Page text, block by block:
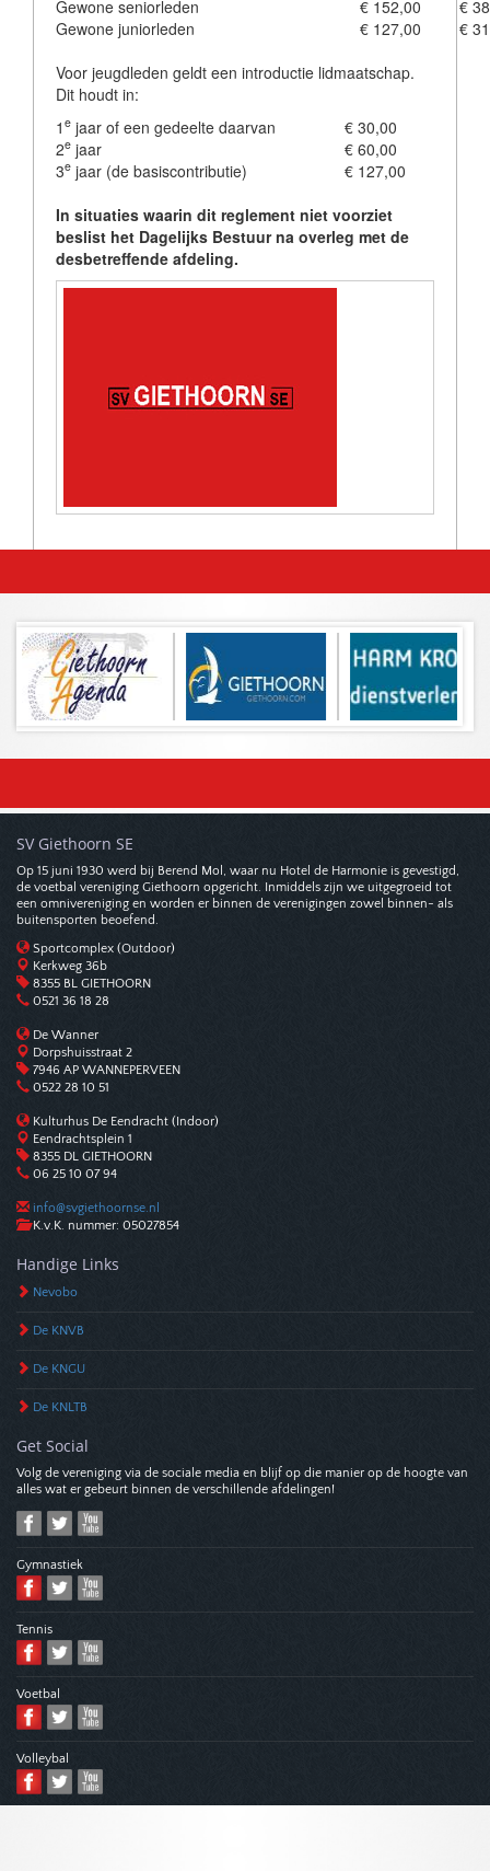
Gewone seniorleden € 152,00
€
Gewone juniorleden
€ 127,00
€
Voor jeugdleden geldt een introductie lidmaatschap.
Dit houdt in:
1 e jaar of een gedeelte daarvan
€ 30,00
2e jaar
€ 60,00
3e jaar (de basiscontributie)
€ 127,00
In situaties waarin dit reglement niet voorziet
beslist het Dagelijks Bestuur na overleg met de
desbetreffende afdeling.
SV Giethoorn SE
Op 15 juni 1930 werd bij Berend Mol, waar nu Hotel de Harmonie is gevestigd,
de voetbal vereniging Giethoorn opgericht. Inmiddels zijn we uitgegroeid tot
een omnivereniging en worden er binnen de verenigingen zowel binnen- als
buitensporten beoefend.
Sportcomplex (Outdoor)
Kerkweg 36b
8355 BL GIETHOORN
0521 36 18 28
De Wanner
Dorpshuisstraat 2
7946 AP WANNEPERVEEN
0522 28 10 51
Kulturhus De Eendracht (Indoor)
Eendrachtsplein 1
8355 DL GIETHOORN
06 25 10 07 94
info@svgiethoornse.nl
K.v.K. nummer: 05027854
Handige Links
Nevobo
De KNVB
De KNGU
De KNLTB
Get Social
Volg de vereniging via de sociale media en blijf op die manier op de hoogte van
alles wat er gebeurt binnen de verschillende afdelingen!
Gymnastiek
Tennis
Voetbal
Volleybal